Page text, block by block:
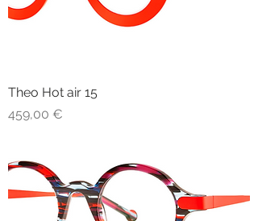
Theo Hot air 15
Prezzo
459,00 €